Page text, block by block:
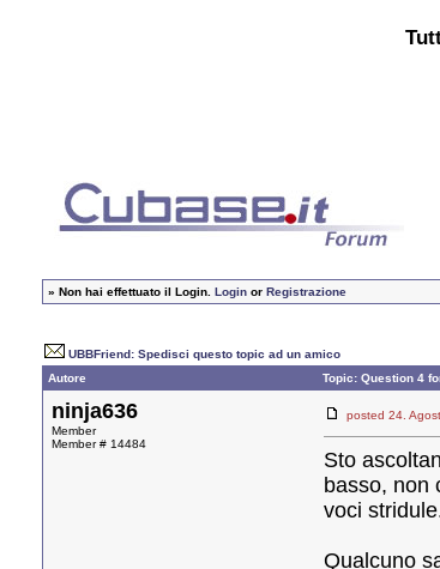
» Non hai effettuato il Login. Login or Registrazione
UBBFriend: Spedisci questo topic ad un amico
Autore
Topic: Question 4
ninja636
Member
Member # 14484
posted 24.
Sto
basso, non
voci
Qualcuno